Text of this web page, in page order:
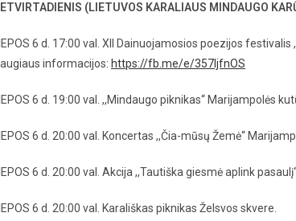
(LIETUVOS KARALIAUS MINDAUGO
LIEPOS 6 d. 17:00 val. XII Dainuojamosios poezijos
informacijos: https://fb.me/e/357ljfnOS
LIEPOS 6 d. 19:00 val. ,,Mindaugo piknikas‘‘ Marijampolės
LIEPOS 6 d. 20:00 val. Koncertas ,,Čia-mūsų Žemė‘‘
LIEPOS 6 d. 20:00 val. Akcija ,,Tautiška giesmė aplink
LIEPOS 6 d. 20:00 val. Karališkas piknikas Želsvos skvere.